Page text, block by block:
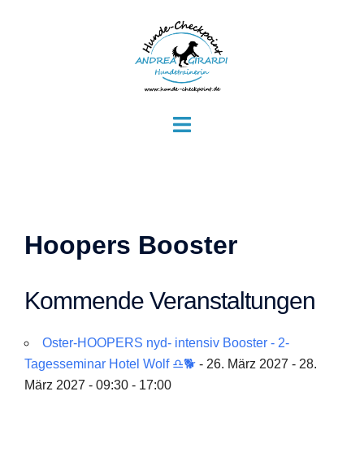
Menü
Hoopers Booster
Kommende Veranstaltungen
Oster-HOOPERS nyd- intensiv Booster - 2-
Tagesseminar Hotel Wolf ♎🐕 - 26. März 2027 - 28.
März 2027 - 09:30 - 17:00